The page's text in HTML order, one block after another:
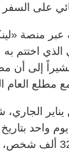
على
منصة
قوية لعام 2026،
مطلع العام
واحد
حيث بلغ عدد الضيوف